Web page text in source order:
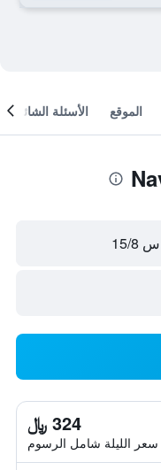
الموقع الأسئلة الشائعة
س 15/8
324 ﷼
سعر الليلة شامل الرسوم